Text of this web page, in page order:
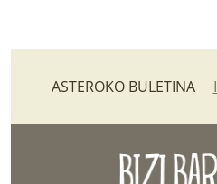
ASTEROKO BULETINA